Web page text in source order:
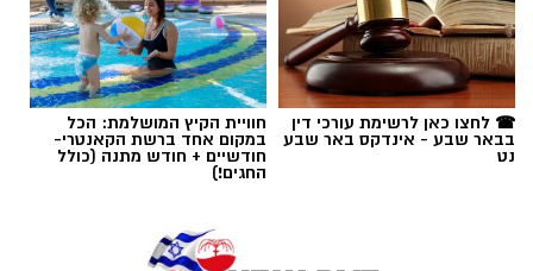
תגים:אלדר דיין
☎ לחצו כאן לרשימת עורכי דין
בבאר שבע - אינדקס באר שבע
נט
חוויית הקיץ המושלמת: הכל
במקום אחד ברשת הקאנטרי-
חודשיים + חודש מתנה (כולל
החגים!)